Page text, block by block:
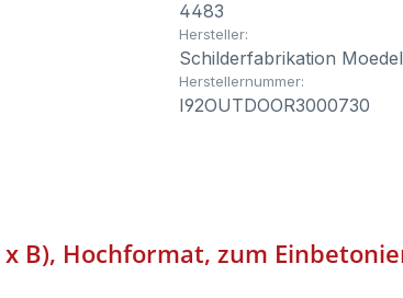
4483
Hersteller:
Schilderfabrikation
Herstellernummer:
I92OUTDOOR3000730
B), Hochformat, zum